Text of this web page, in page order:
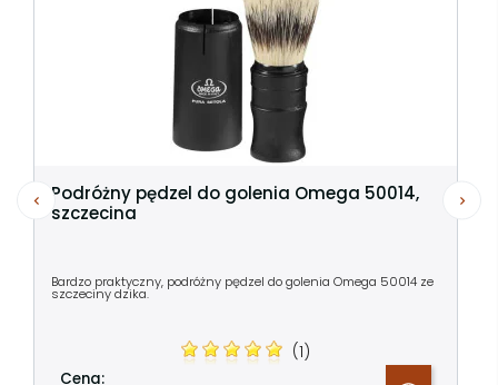
Podróżny pędzel do golenia Omega 50014,
szczecina
Bardzo praktyczny, podróżny pędzel do golenia Omega 50014 ze
szczeciny dzika.
(1)
Cena: